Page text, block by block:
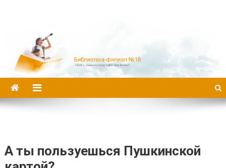
А ты пользуешься Пушкинской